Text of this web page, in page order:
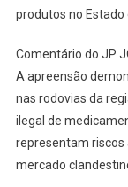
produtos no Estado
Comentário do JP
A apreensão
nas rodovias da
ilegal de
representam riscos
mercado